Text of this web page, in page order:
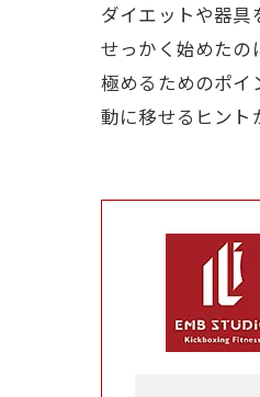
ダイエットや器具
せっかく始めたの
極めるためのポイ
動に移せるヒント